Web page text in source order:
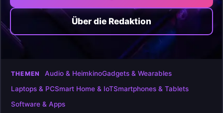
Über die Redaktion
THEMEN Audio & HeimkinoGadgets & Wearables
Laptops & PCSmart Home & IoTSmartphones & Tablets
Software & Apps